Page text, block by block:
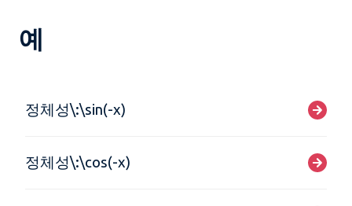
예
정체성\:\sin(-x)
정체성\:\cos(-x)